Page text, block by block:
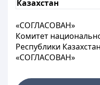
Казахстан
«СОГЛАСОВАН»
Комитет
Республики Казахстан
«СОГЛАСОВАН»